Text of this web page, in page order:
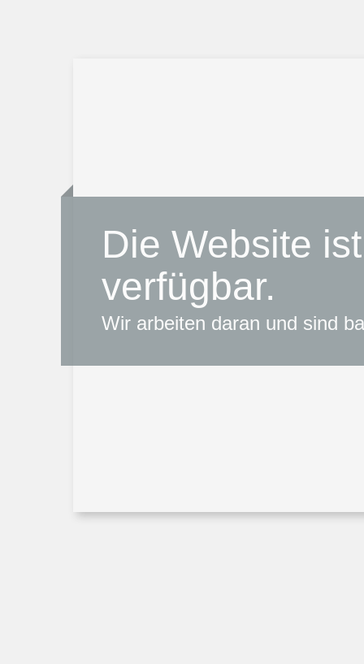
Die Website
verfügbar.
Wir arbeiten daran und sind